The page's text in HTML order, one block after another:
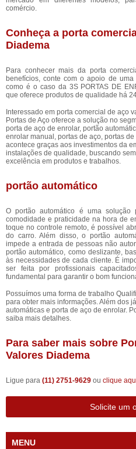
comércio.
Conheça a porta
Diadema
Para conhecer mais da porta
benefícios, conte com o apoio de
como é o caso da 3S PORTAS DE
que oferece produtos de qualidade há
Interessado em porta comercial de aço
Portas de Aço oferece a solução no
porta de aço de enrolar, portão
enrolar manual, portas de aço, portas
acontece graças aos investimentos da
instalações de qualidade, buscando
excelência em produtos e trabalhos.
portão automático
O portão automático é uma
comodidade e praticidade na hora de
toque no controle remoto, é possível
do carro. Além disso, o portão
impede a entrada de pessoas não
portão automático, como deslizante,
às necessidades de cada cliente. É
ser feita por profissionais
fundamental para garantir o bom
Possuímos uma forma de trabalho
para obter mais informações. Além dos
automáticas e porta de aço de enrolar.
saiba mais detalhes.
Para saber mais sobre
Valores Diadema
Ligue para (11) 2751-9629 ou clique
Solicite um
MENU